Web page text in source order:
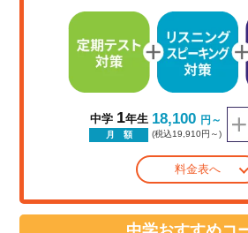
中学 1年生
月 額
18,100 円～
(税込19,910円～)
料金表へ